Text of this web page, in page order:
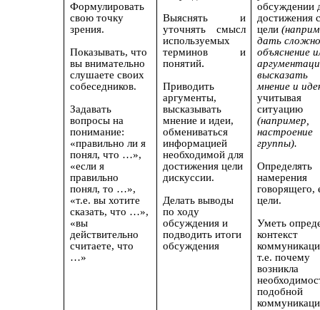
Формулировать
свою точку
зрения.
Показывать, что
вы внимательно
слушаете своих
собеседников.
Задавать
вопросы на
понимание:
«правильно ли я
понял, что …»,
«если я
правильно
понял, то …»,
«т.е. вы хотите
сказать, что …»,
«вы
действительно
считаете, что
…»
Выяснять и
уточнять смысл
используемых
терминов и
понятий.
Приводить
аргументы,
высказывать
мнение и идеи,
обмениваться
информацией
необходимой для
достижения цели
дискуссии.
Делать выводы
по ходу
обсуждения и
подводить итоги
обсуждения
обсуждении
достижения
цели
дать
объяснение
высказать
мнение и
учитывая
ситуацию
(например,
настроение
группы).
Определять
намерения
говорящего,
цели.
Уметь
контекст
т.е. почему
возникла
подобной